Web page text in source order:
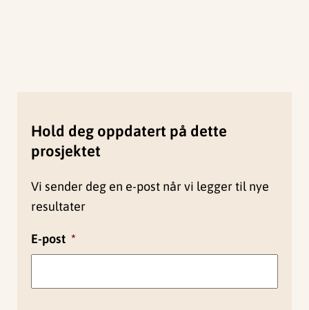
Hold deg oppdatert på dette
prosjektet
Vi sender deg en e-post når vi legger til nye
resultater
E-post *